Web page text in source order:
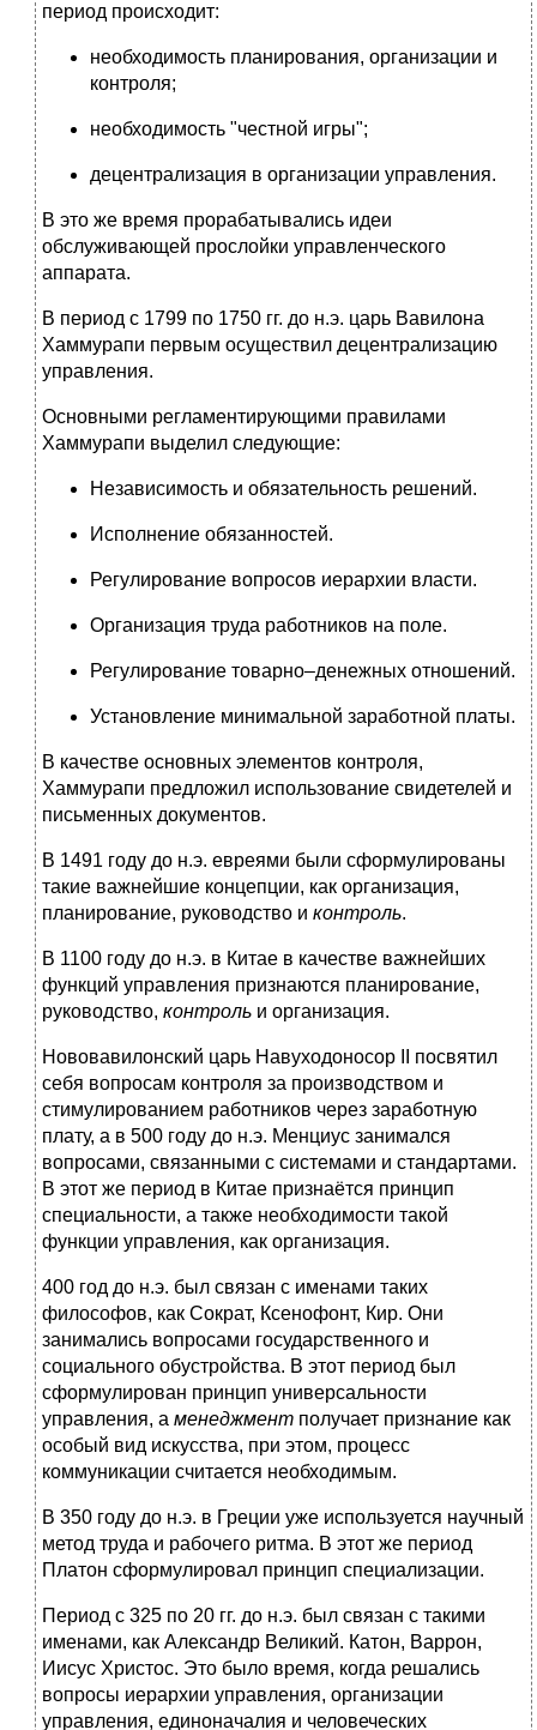
период происходит:
необходимость планирования, организации и
контроля;
необходимость "честной игры";
децентрализация в организации управления.
В это же время прорабатывались идеи
обслуживающей прослойки управленческого
аппарата.
В период с 1799 по 1750 гг. до н.э. царь Вавилона
Хаммурапи первым осуществил децентрализацию
управления.
Основными регламентирующими правилами
Хаммурапи выделил следующие:
Независимость и обязательность решений.
Исполнение обязанностей.
Регулирование вопросов иерархии власти.
Организация труда работников на поле.
Регулирование товарно–денежных отношений.
Установление минимальной заработной платы.
В качестве основных элементов контроля,
Хаммурапи предложил использование свидетелей и
письменных документов.
В 1491 году до н.э. евреями были сформулированы
такие важнейшие концепции, как организация,
планирование, руководство и контроль.
В 1100 году до н.э. в Китае в качестве важнейших
функций управления признаются планирование,
руководство, контроль и организация.
Нововавилонский царь Навуходоносор II посвятил
себя вопросам контроля за производством и
стимулированием работников через заработную
плату, а в 500 году до н.э. Менциус занимался
вопросами, связанными с системами и стандартами.
В этот же период в Китае признаётся принцип
специальности, а также необходимости такой
функции управления, как организация.
400 год до н.э. был связан с именами таких
философов, как Сократ, Ксенофонт, Кир. Они
занимались вопросами государственного и
социального обустройства. В этот период был
сформулирован принцип универсальности
управления, а менеджмент получает признание как
особый вид искусства, при этом, процесс
коммуникации считается необходимым.
В 350 году до н.э. в Греции уже используется научный
метод труда и рабочего ритма. В этот же период
Платон сформулировал принцип специализации.
Период с 325 по 20 гг. до н.э. был связан с такими
именами, как Александр Великий. Катон, Варрон,
Иисус Христос. Это было время, когда решались
вопросы иерархии управления, организации
управления, единоначалия и человеческих